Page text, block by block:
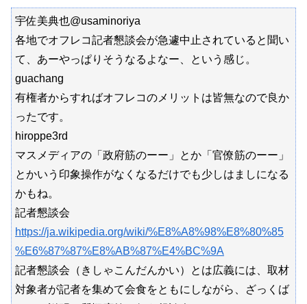
宇佐美典也@usaminoriya
各地でオフレコ記者懇談会が急遽中止されていると聞い
て、あーやっぱりそうなるよなー、という感じ。
guachang
有権者からすればオフレコのメリットは皆無なので良か
ったです。
hiroppe3rd
マスメディアの「政府筋のーー」とか「官僚筋のーー」
とかいう印象操作がなくなるだけでも少しはましになる
かもね。
記者懇談会
https://ja.wikipedia.org/wiki/%E8%A8%98%E8%80%85
%E6%87%87%E8%AB%87%E4%BC%9A
記者懇談会（きしゃこんだんかい）とは広義には、取材
対象者が記者を集めて会食をともにしながら、ざっくば